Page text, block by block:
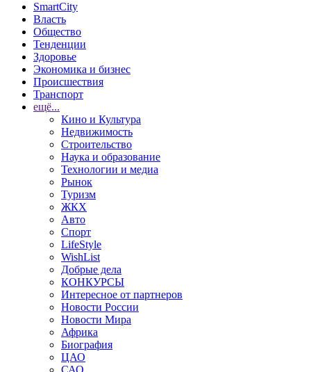
SmartCity
Власть
Общество
Тенденции
Здоровье
Экономика и бизнес
Происшествия
Транспорт
ещё...
Кино и Культура
Недвижимость
Строительство
Наука и образование
Технологии и медиа
Рынок
Туризм
ЖКХ
Авто
Спорт
LifeStyle
WishList
Добрые дела
КОНКУРСЫ
Интересное от партнеров
Новости России
Новости Мира
Африка
Биография
ЦАО
САО